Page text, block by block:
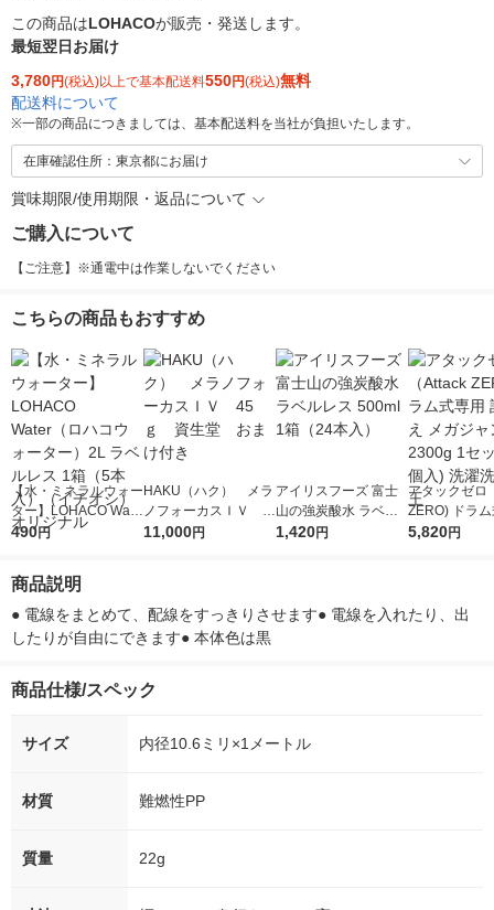
この商品はLOHACOが販売・発送します。
最短翌日お届け
3,780円(税込)以上で基本配送料550円(税込)無料
配送料について
※一部の商品につきましては、基本配送料を当社が負担いたします。
在庫確認住所：東京都にお届け
賞味期限/使用期限・返品について
ご購入について
【ご注意】※通電中は作業しないでください
こちらの商品もおすすめ
【水・ミネラルウォー
ター】LOHACO Wate
r（ロハコウォータ
シ） オリジナル
490円
HAKU（ハク） メラ
ノフォーカスＩＶ 4
5ｇ 資生堂 おまけ
11,000円
アイリスフーズ 富士
山の強炭酸水 ラベル
レス 500ml 1箱（24
1,420円
アタックゼロ
ZERO) ドラ
詰め替え メガ
5,820円
商品説明
● 電線をまとめて、配線をすっきりさせます● 電線を入れたり、出
したりが自由にできます● 本体色は黒
商品仕様/スペック
サイズ 内径10.6ミリ×1メートル
材質 難燃性PP
質量 22g